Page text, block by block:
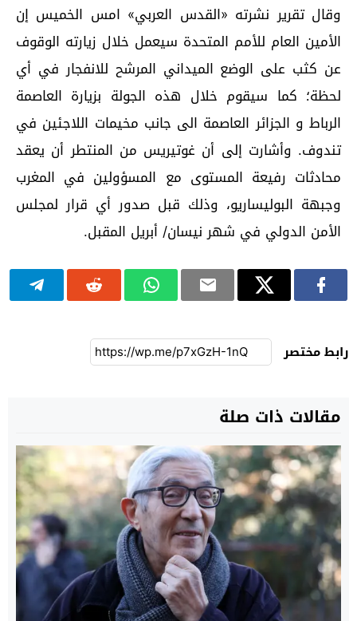
وقال تقرير نشرته «القدس العربي» امس الخميس إن
الأمين العام للأمم المتحدة سيعمل خلال زيارته الوقوف
عن كثب على الوضع الميداني المرشح للانفجار في أي
لحظة؛ كما سيقوم خلال هذه الجولة بزيارة العاصمة
الرباط و الجزائر العاصمة الى جانب مخيمات اللاجئين في
تندوف. وأشارت إلى أن غوتيريس من المنتطر أن يعقد
محادثات رفيعة المستوى مع المسؤولين في المغرب
وجبهة البوليساريو، وذلك قبل صدور أي قرار لمجلس
الأمن الدولي في شهر نيسان/ أبريل المقبل.
رابط مختصر
مقالات ذات صلة